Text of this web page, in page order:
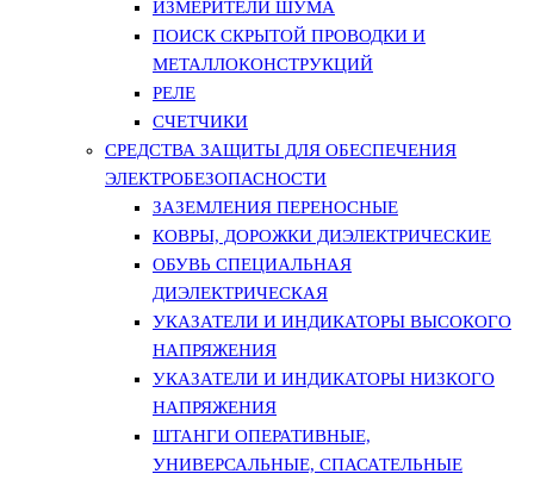
ИЗМЕРИТЕЛИ ШУМА
ПОИСК СКРЫТОЙ ПРОВОДКИ И
МЕТАЛЛОКОНСТРУКЦИЙ
РЕЛЕ
СЧЕТЧИКИ
СРЕДСТВА ЗАЩИТЫ ДЛЯ ОБЕСПЕЧЕНИЯ
ЭЛЕКТРОБЕЗОПАСНОСТИ
ЗАЗЕМЛЕНИЯ ПЕРЕНОСНЫЕ
КОВРЫ, ДОРОЖКИ ДИЭЛЕКТРИЧЕСКИЕ
ОБУВЬ СПЕЦИАЛЬНАЯ
ДИЭЛЕКТРИЧЕСКАЯ
УКАЗАТЕЛИ И ИНДИКАТОРЫ ВЫСОКОГО
НАПРЯЖЕНИЯ
УКАЗАТЕЛИ И ИНДИКАТОРЫ НИЗКОГО
НАПРЯЖЕНИЯ
ШТАНГИ ОПЕРАТИВНЫЕ,
УНИВЕРСАЛЬНЫЕ, СПАСАТЕЛЬНЫЕ